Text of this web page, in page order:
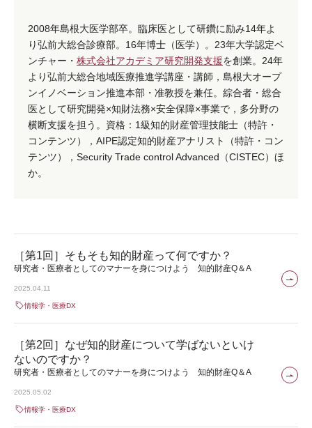
2008年島根大医学部卒。臨床医として研鑽に励み14年よ
り弘前大総合診療部。16年博士（医学）。23年大学認定ベ
ンチャー・ 株式会社アカデミア研究開発支援を創業。24年
より弘前大総合地域医療推進学講座・講師，島根大オープ
ンイノベーション推進本部・准教授を兼任。綜合者・総合
医として研究開発×知財法務×安全保障×事業で，多分野の
横断支援を担う。資格：1級知的財産管理技能士（特許・
コンテンツ），AIPE認定知的財産アナリスト（特許・コン
テンツ），Security Trade control Advanced（CISTEC）ほ
か。
［第1回］そもそも知的財産って何ですか？
研究者・医療者としてのマナーを身につけよう 知的財産Q＆A
2025.04.11
情報学・医療DX
［第2回］なぜ知的財産について学ばないといけ
ないのですか？
研究者・医療者としてのマナーを身につけよう 知的財産Q＆A
2025.05.02
情報学・医療DX